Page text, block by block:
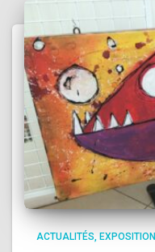
ACTUALITÉS EXPOSITION